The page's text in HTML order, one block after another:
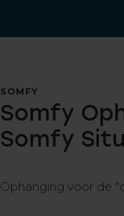
SOMFY
Somfy
Somfy
Ophanging voor de